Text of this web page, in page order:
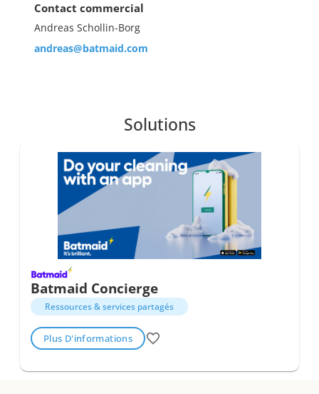
Contact commercial
Andreas Schollin-Borg
andreas@batmaid.com
Solutions
Batmaid Concierge
Ressources & services partagés
Plus D'informations